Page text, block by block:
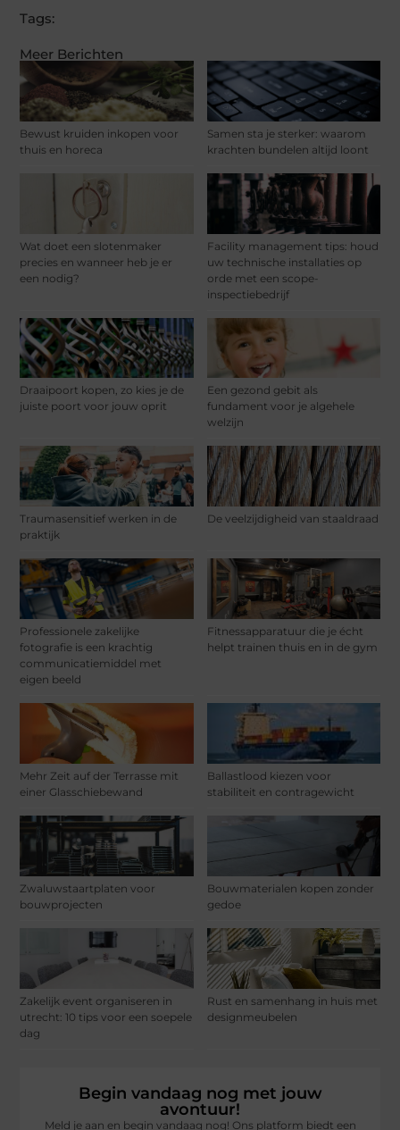
Meer Berichten
Bewust kruiden inkopen voor
thuis en horeca
Samen sta je sterker: waarom
krachten bundelen altijd loont
Wat doet een slotenmaker
precies en wanneer heb je er
een nodig?
Facility management tips: houd
uw technische installaties op
orde met een scope-
inspectiebedrijf
Draaipoort kopen, zo kies je de
juiste poort voor jouw oprit
Een gezond gebit als
fundament voor je algehele
welzijn
Traumasensitief werken in de
praktijk
De veelzijdigheid van staaldraad
Professionele zakelijke
fotografie is een krachtig
communicatiemiddel met
eigen beeld
Fitnessapparatuur die je écht
helpt trainen thuis en in de gym
Mehr Zeit auf der Terrasse mit
einer Glasschiebewand
Ballastlood kiezen voor
stabiliteit en contragewicht
Zwaluwstaartplaten voor
bouwprojecten
Bouwmaterialen kopen zonder
gedoe
Zakelijk event organiseren in
utrecht: 10 tips voor een soepele
dag
Rust en samenhang in huis met
designmeubelen
Begin vandaag nog met jouw
avontuur!
Meld je aan en begin vandaag nog! Ons platform biedt een
Tags: